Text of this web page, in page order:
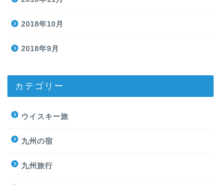
2018年10月
2018年9月
カテゴリー
ウイスキー旅
九州の宿
九州旅行